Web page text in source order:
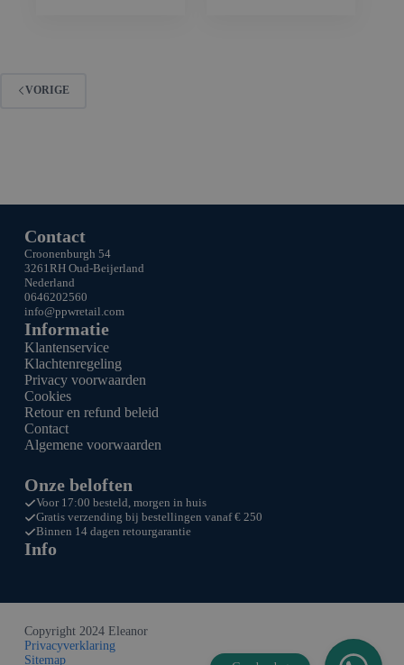
VORIGE
Contact
Croonenburgh 54
3261RH Oud-Beijerland
Nederland
0646202560
info@ppwretail.com
Informatie
Klantenservice
Klachtenregeling
Privacy voorwaarden
Cookies
Retour en refund beleid
Contact
Algemene voorwaarden
Onze beloften
Voor 17:00 besteld, morgen in huis
Gratis verzending bij bestellingen vanaf € 250
Binnen 14 dagen retourgarantie
Info
Copyright 2024 Eleanor
Privacyverklaring
Sitemap